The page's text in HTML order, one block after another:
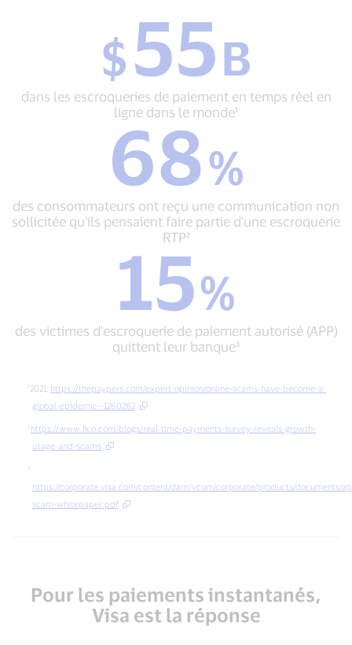
55
B
dans
les
escroqueries
de
paiement
en
temps
réel
ligne
dans
le
monde¹
$55B
dans les escroqueries de paiement en temps réel en
ligne dans le monde¹
68
%
des
consommateurs
reçu
une
communication
non
sollicitée
qu'ils
pensaient
faire
partie
d'une
RTP²
68%
des consommateurs ont reçu une communication non
sollicitée qu'ils pensaient faire partie d'une escroquerie
RTP²
15
%
des
victimes
d'escroquerie
de
paiement
(APP)
banque³
15%
des victimes d'escroquerie de paiement autorisé (APP)
quittent leur banque³
2021; https://thepaypers.com/expert-opinion/online-scams-have-become-a-
global-epidemic--1260282
https://www.fico.com/blogs/real-time-payments-survey-reveals-growth-
usage-and-scams
https://corporate.visa.com/content/dam/vcom/corporate/products/documents/
scam-whitepaper.pdf
Pour les paiements instantanés,
Visa est la réponse